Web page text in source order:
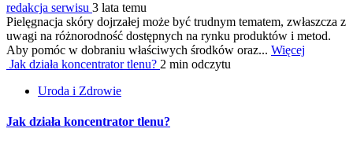
redakcja serwisu 3 lata temu
Pielęgnacja skóry dojrzałej może być trudnym tematem, zwłaszcza z
uwagi na różnorodność dostępnych na rynku produktów i metod.
Aby pomóc w dobraniu właściwych środków oraz... Więcej
Jak działa koncentrator tlenu? 2 min odczytu
Uroda i Zdrowie
Jak działa koncentrator tlenu?